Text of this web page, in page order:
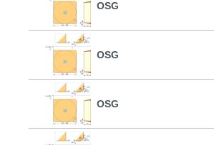
OSG
OSG
OSG